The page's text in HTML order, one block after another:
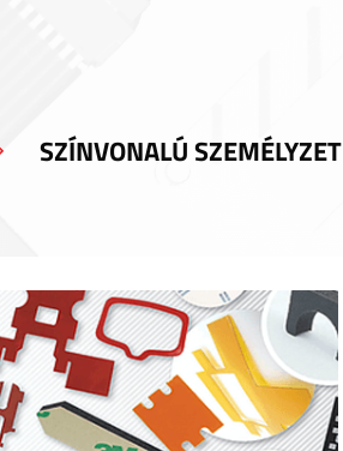
SZÍNVONALÚ SZEMÉLYZET